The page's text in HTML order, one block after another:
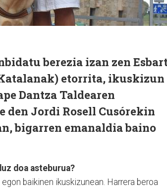
berezia izan zen
etorrita, ikuskizun
Dantza Taldearen
den Jordi Rosell Cusórekin
bigarren emanaldia baino
doa asteburua?
baikinen ikuskizunean. Harrera beroa